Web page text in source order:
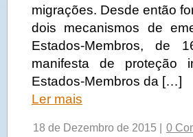
migrações. Desde então
dois mecanismos de
Estados-Membros, de
manifesta de proteção
Estados-Membros da […]
Ler mais
18 de Dezembro de 2015 |
0